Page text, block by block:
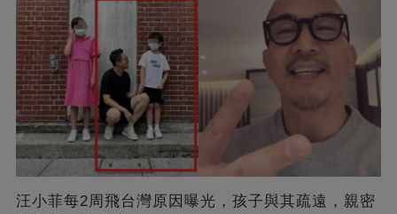
汪小菲每2周飛台灣原因曝光，孩子與其疏遠，親密